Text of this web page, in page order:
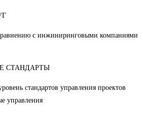
с инжиниринговыми компаниями
СТАНДАРТЫ
стандартов управления проектов
управления